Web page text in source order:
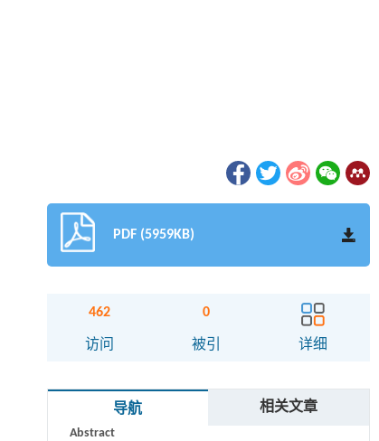
PDF (5959KB)
462
访问
0
被引 详细
导航 相关文章
Abstract